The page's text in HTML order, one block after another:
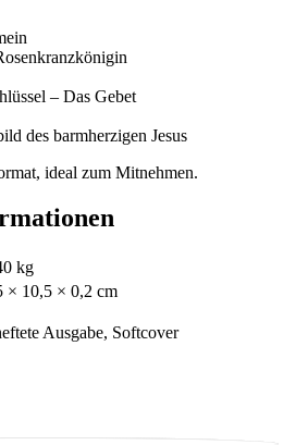
– Das Gebet
des barmherzigen Jesus
ideal zum Mitnehmen.
kg
× 10,5 × 0,2 cm
Ausgabe, Softcover